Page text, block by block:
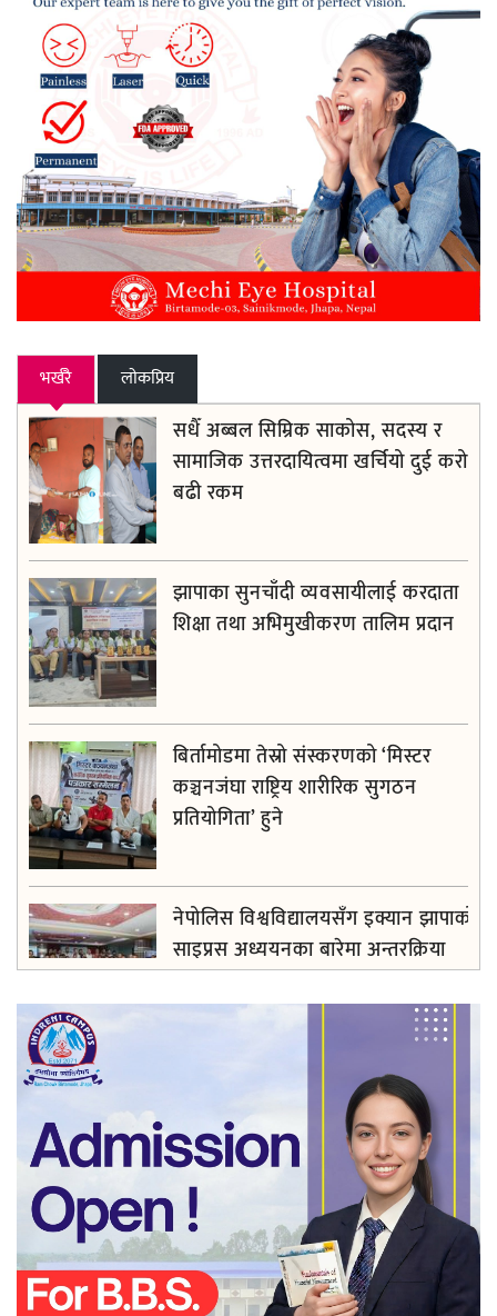
भर्खरै लाेकप्रिय
सधैँ अब्बल सिम्रिक साकोस, सदस्य र
सामाजिक उत्तरदायित्वमा खर्चियो दुई करोड
बढी रकम
झापाका सुनचाँदी व्यवसायीलाई करदाता
शिक्षा तथा अभिमुखीकरण तालिम प्रदान
बिर्तामोडमा तेस्रो संस्करणको ‘मिस्टर
कञ्चनजंघा राष्ट्रिय शारीरिक सुगठन
प्रतियोगिता’ हुने
नेपोलिस विश्वविद्यालयसँग इक्यान झापाको
साइप्रस अध्ययनका बारेमा अन्तरक्रिया
फरार अभियुक्त ओलीसामु झापा प्रहरी निरीह
द ब्यूटी वल्ड पाँचौँ वर्षमा प्रवेश , विपन्न ४
सय बढीलाई निशुल्क तालिम